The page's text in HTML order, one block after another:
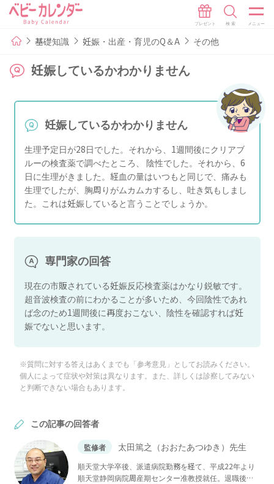
基礎知識 妊娠・出産・育児のQ＆A その他
妊娠しているかわかりません
妊娠しているかわかりません
生理予定日が28日でした。それから、1週間後にクリアブ
ルーの検査薬で調べたところ、 陰性でした。それから、6
日に生理がきました。経血の量はいつもと同じで、痛みも
生理でしたが、胸周りがムカムカするし、吐き気もしまし
た。これは妊娠していると言うことでしょうか。
専門家の回答
現在の市販されている妊娠反応検査薬はかなり鋭敏です。
超音波検査の前にわかることが多いため、今回陰性であれ
ば念のため1週間後に再度おこない、陰性を確認すれば妊
娠でないと思います。
※質問に対する答えはあくまでも「参考意見」としてお読みください。
個人によって症状や対策は異なります。また、詳しくは診察してみない
と判断できない場合もあります。
この記事の回答者
監修者 太田篤之（おおたあつゆき）先生
順天堂大学卒後、派遣病院勤務を経て、平成22年より
順天堂静岡病院周産期センター准教授就任。退職後、